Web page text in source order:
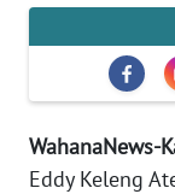
WahanaNews-
Eddy Keleng
MEDIA
SIBER